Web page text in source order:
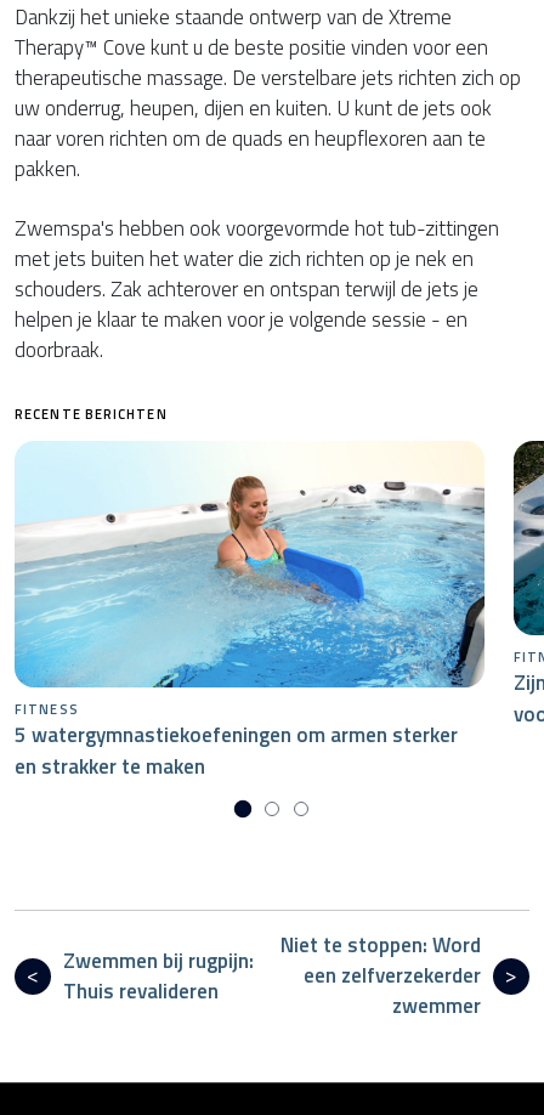
Dankzij het unieke staande ontwerp van de Xtreme
Therapy™ Cove kunt u de beste positie vinden voor een
therapeutische massage. De verstelbare jets richten zich op
uw onderrug, heupen, dijen en kuiten. U kunt de jets ook
naar voren richten om de quads en heupflexoren aan te
pakken.
Zwemspa's hebben ook voorgevormde hot tub-zittingen
met jets buiten het water die zich richten op je nek en
schouders. Zak achterover en ontspan terwijl de jets je
helpen je klaar te maken voor je volgende sessie - en
doorbraak.
RECENTE BERICHTEN
FITNESS
5 watergymnastiekoefeningen om armen sterker
en strakker te maken
Zwemmen bij rugpijn:
Thuis revalideren
Niet te stoppen: Word
een zelfverzekerder
zwemmer